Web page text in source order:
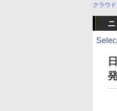
クラウ